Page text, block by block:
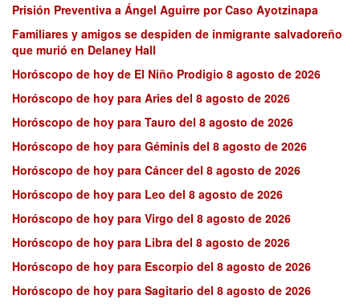
Prisión Preventiva a Ángel Aguirre por Caso Ayotzinapa
Familiares y amigos se despiden de inmigrante salvadoreño
que murió en Delaney Hall
Horóscopo de hoy de El Niño Prodigio 8 agosto de 2026
Horóscopo de hoy para Aries del 8 agosto de 2026
Horóscopo de hoy para Tauro del 8 agosto de 2026
Horóscopo de hoy para Géminis del 8 agosto de 2026
Horóscopo de hoy para Cáncer del 8 agosto de 2026
Horóscopo de hoy para Leo del 8 agosto de 2026
Horóscopo de hoy para Virgo del 8 agosto de 2026
Horóscopo de hoy para Libra del 8 agosto de 2026
Horóscopo de hoy para Escorpio del 8 agosto de 2026
Horóscopo de hoy para Sagitario del 8 agosto de 2026